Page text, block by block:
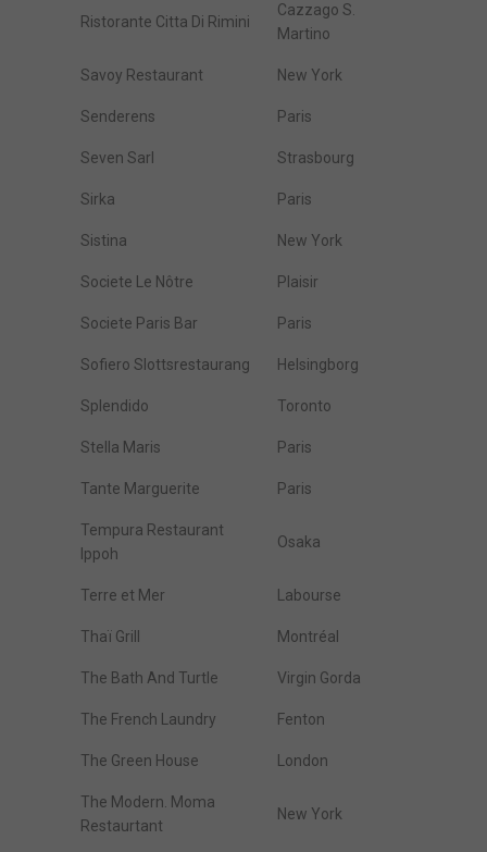
Ristorante Citta Di Rimini
Cazzago S.
Martino
Savoy Restaurant New York
Senderens Paris
Seven Sarl Strasbourg
Sirka Paris
Sistina New York
Societe Le Nôtre Plaisir
Societe Paris Bar Paris
Sofiero Slottsrestaurang Helsingborg
Splendido Toronto
Stella Maris Paris
Tante Marguerite Paris
Tempura Restaurant
Ippoh
Osaka
Terre et Mer Labourse
Thaï Grill Montréal
The Bath And Turtle Virgin Gorda
The French Laundry Fenton
The Green House London
The Modern. Moma
Restaurtant
New York